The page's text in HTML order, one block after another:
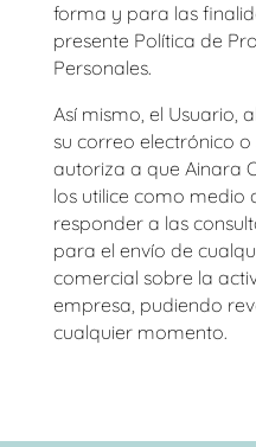
forma y para las
presente Política de
Personales.
Así mismo, el Usuario,
su correo electrónico o
autoriza a que Ainara
los utilice como medio
responder a las
para el envío de
comercial sobre la
empresa, pudiendo
cualquier momento.